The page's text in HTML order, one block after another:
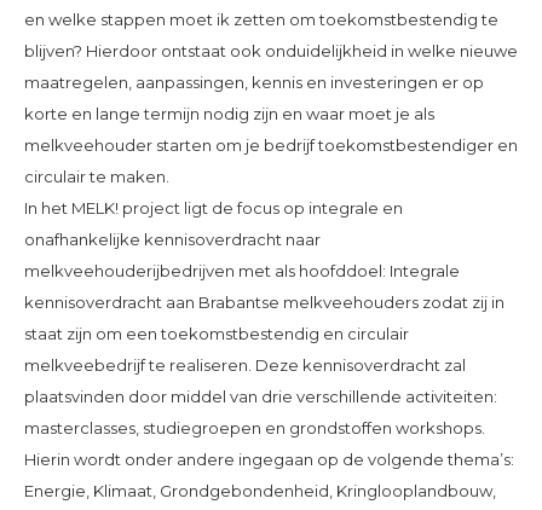
en welke stappen moet ik zetten om toekomstbestendig te
blijven? Hierdoor ontstaat ook onduidelijkheid in welke nieuwe
maatregelen, aanpassingen, kennis en investeringen er op
korte en lange termijn nodig zijn en waar moet je als
melkveehouder starten om je bedrijf toekomstbestendiger en
circulair te maken.
In het MELK! project ligt de focus op integrale en
onafhankelijke kennisoverdracht naar
melkveehouderijbedrijven met als hoofddoel: Integrale
kennisoverdracht aan Brabantse melkveehouders zodat zij in
staat zijn om een toekomstbestendig en circulair
melkveebedrijf te realiseren. Deze kennisoverdracht zal
plaatsvinden door middel van drie verschillende activiteiten:
masterclasses, studiegroepen en grondstoffen workshops.
Hierin wordt onder andere ingegaan op de volgende thema’s:
Energie, Klimaat, Grondgebondenheid, Kringlooplandbouw,